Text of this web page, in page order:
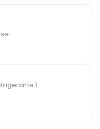
1